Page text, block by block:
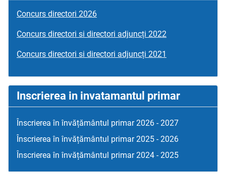
Concurs directori 2026
Concurs directori si directori adjuncți 2022
Concurs directori si directori adjuncți 2021
Inscrierea in invatamantul primar
Înscrierea în învățământul primar 2026 - 2027
Înscrierea în învățământul primar 2025 - 2026
Înscrierea în învățământul primar 2024 - 2025